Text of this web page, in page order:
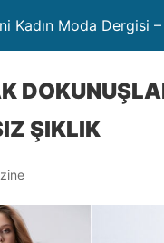
Kadın Moda Dergisi
ŞIKLIK